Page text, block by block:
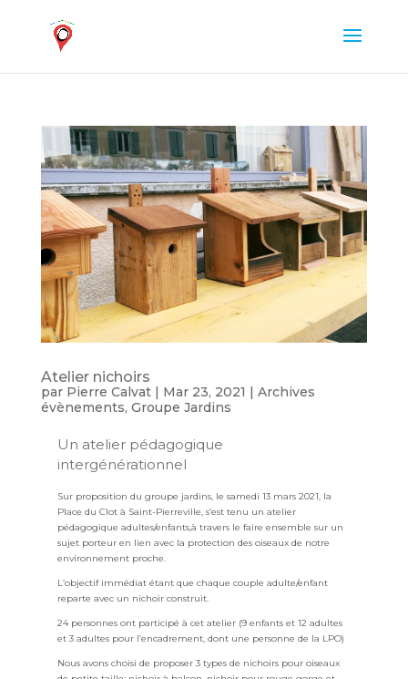
Atelier nichoirs
par Pierre Calvat| Mar 23, 2021
Archives
évènements, Groupe Jardins
Un atelier pédagogique
intergénérationnel
Sur proposition du groupe jardins, le samedi 13 mars 2021, la
Place du Clot à Saint-Pierreville, s’est tenu un atelier
pédagogique adultes/enfants,à travers le faire ensemble sur un
sujet porteur en lien avec la protection des oiseaux de notre
environnement proche.
L’objectif immédiat étant que chaque couple adulte/enfant
reparte avec un nichoir construit.
24 personnes ont participé à cet atelier (9 enfants et 12 adultes
et 3 adultes pour l’encadrement, dont une personne de la LPO)
Nous avons choisi de proposer 3 types de nichoirs pour oiseaux